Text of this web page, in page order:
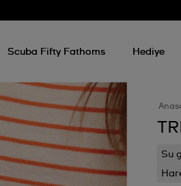
Scuba Fifty Fathoms Hediye
Su